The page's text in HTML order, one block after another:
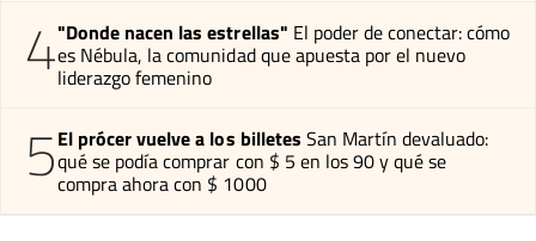
4"Donde nacen las estrellas" El poder de conectar: cómo
es Nébula, la comunidad que apuesta por el nuevo
liderazgo femenino
5El prócer vuelve a los billetes San Martín devaluado:
qué se podía comprar con $ 5 en los 90 y qué se
compra ahora con $ 1000